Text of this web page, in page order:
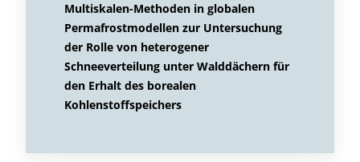
Multiskalen-Methoden in globalen
Permafrostmodellen zur Untersuchung
der Rolle von heterogener
Schneeverteilung unter Walddächern für
den Erhalt des borealen
Kohlenstoffspeichers